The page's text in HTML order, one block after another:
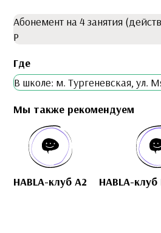
Абонемент на 4 занятия
Р
Где
В школе: м. Тургеневская, ул.
Мы также рекомендуем
HABLA-клуб A2 HABLA-клуб